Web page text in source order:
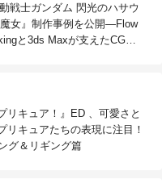
戦士ガンダム 閃光のハサウ
女』制作事例を公開―Flow
と3ds Maxが支えたCG制
リキュア！』ED 、可愛さと
リキュアたちの表現に注目！
グ＆リギング篇